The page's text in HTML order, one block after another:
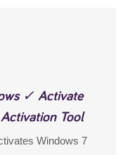
✓ Activate
Tool
Windows 7